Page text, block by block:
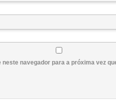
navegador para a próxima vez